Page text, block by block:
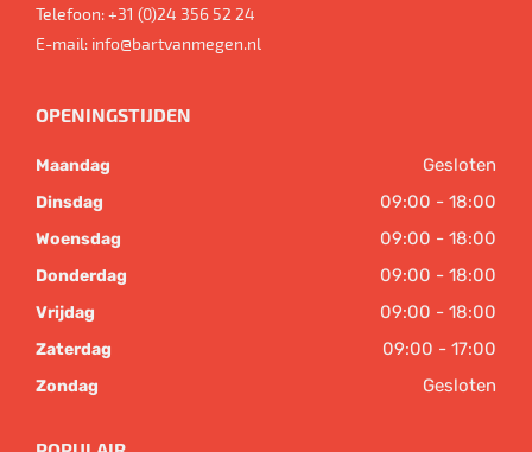
Telefoon:+31 (0)24 356 52 24
E-mail: info@bartvanmegen.nl
OPENINGSTIJDEN
Maandag Gesloten
Dinsdag 09:00 - 18:00
Woensdag 09:00 - 18:00
Donderdag 09:00 - 18:00
Vrijdag 09:00 - 18:00
Zaterdag 09:00 - 17:00
Zondag Gesloten